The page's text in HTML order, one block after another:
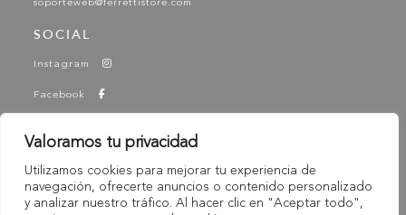
Valoramos tu privacidad
Utilizamos cookies para mejorar tu experiencia de
navegación, ofrecerte anuncios o contenido personalizado
y analizar nuestro tráfico. Al hacer clic en "Aceptar todo",
soporteweb@ferrettistore.com
SOCIAL
Instagram
Facebook
-
© 2025 Ferretti - Ferretti Store. Todos los derechos